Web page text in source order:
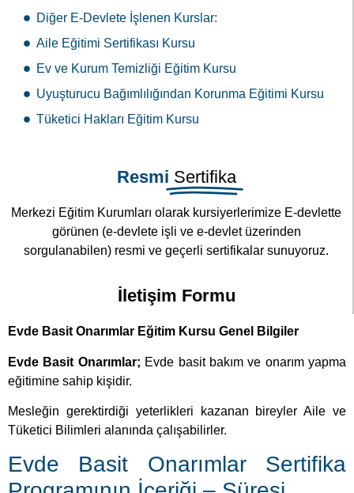
Diğer E-Devlete İşlenen Kurslar:
Aile Eğitimi Sertifikası Kursu
Ev ve Kurum Temizliği Eğitim Kursu
Uyuşturucu Bağımlılığından Korunma Eğitimi Kursu
Tüketici Hakları Eğitim Kursu
Resmi Sertifika
Merkezi Eğitim Kurumları olarak kursiyerlerimize E-devlette
görünen (e-devlete işli ve e-devlet üzerinden
sorgulanabilen) resmi ve geçerli sertifikalar sunuyoruz.
İletişim Formu
Evde Basit Onarımlar Eğitim Kursu Genel Bilgiler
Evde Basit Onarımlar; Evde basit bakım ve onarım yapma
eğitimine sahip kişidir.
Mesleğin gerektirdiği yeterlikleri kazanan bireyler Aile ve
Tüketici Bilimleri alanında çalışabilirler.
Evde Basit Onarımlar Sertifika